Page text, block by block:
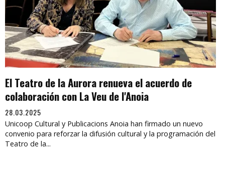
El Teatro de la Aurora renueva el acuerdo de
colaboración con La Veu de l'Anoia
28.03.2025
Unicoop Cultural y Publicacions Anoia han firmado un nuevo
convenio para reforzar la difusión cultural y la programación del
Teatro de la...